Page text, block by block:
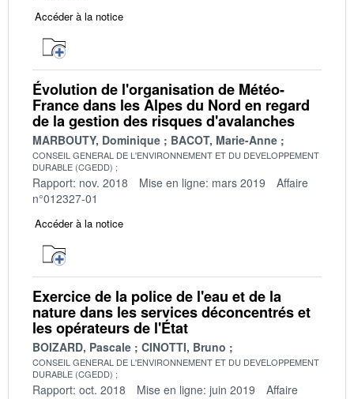
Accéder à la notice
Évolution de l'organisation de Météo-
France dans les Alpes du Nord en regard
de la gestion des risques d'avalanches
MARBOUTY, Dominique BACOT, Marie-Anne
CONSEIL GENERAL DE L'ENVIRONNEMENT ET DU DEVELOPPEMENT
DURABLE (CGEDD)
Rapport: nov. 2018 Mise en ligne: mars 2019
Affaire
n°012327-01
Accéder à la notice
Exercice de la police de l'eau et de la
nature dans les services déconcentrés et
les opérateurs de l'État
BOIZARD, Pascale CINOTTI, Bruno
CONSEIL GENERAL DE L'ENVIRONNEMENT ET DU DEVELOPPEMENT
DURABLE (CGEDD)
Rapport: oct. 2018 Mise en ligne: juin 2019
Affaire